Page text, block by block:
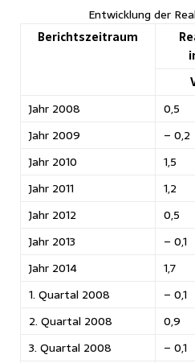
Entwicklung der
Berichtszeitraum
Jahr 2008 0,5
Jahr 2009
– 0,2
Jahr 2010
1,5
Jahr 2011
1,2
Jahr 2012
0,5
Jahr 2013
– 0,1
Jahr 2014
1,7
1. Quartal 2008
– 0,1
2. Quartal 2008
0,9
3. Quartal 2008
– 0,1